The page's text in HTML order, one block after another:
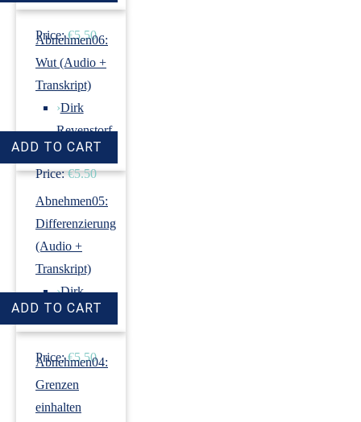
Price: €5.50
Abnehmen06:
Wut (Audio +
Transkript)
›Dirk
Revenstorf
Price: €5.50
Abnehmen05:
Differenzierung
(Audio +
Transkript)
›Dirk
Revenstorf
Price: €5.50
Abnehmen04:
Grenzen
einhalten